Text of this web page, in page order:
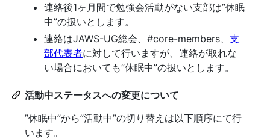
連絡後1ヶ月間で勉強会活動がない支部は”休眠
中”の扱いとします。
連絡はJAWS-UG総会、#core-members、 支
部代表者に対して行いますが、連絡が取れな
い場合においても”休眠中”の扱いとします。
活動中ステータスへの変更について
”休眠中”から”活動中”の切り替えは以下順序にて行
います。